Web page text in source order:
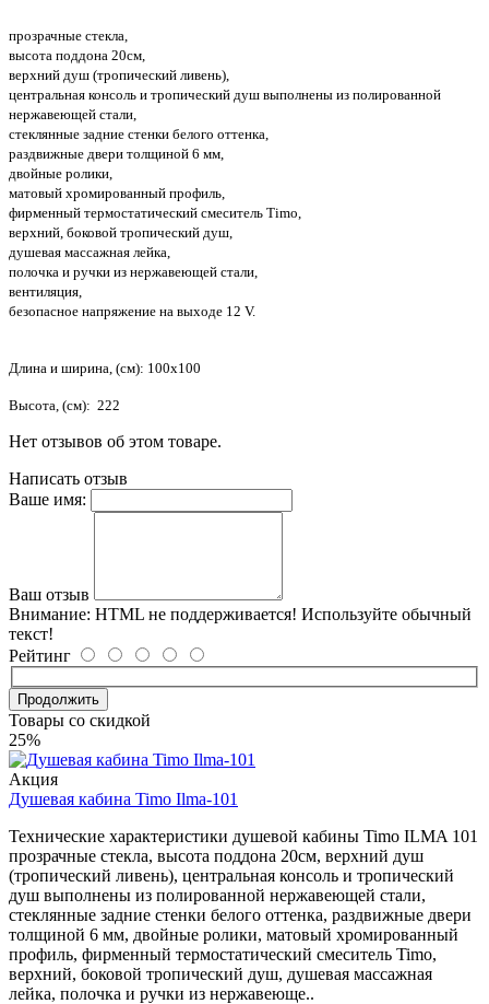
прозрачные стекла,
высота поддона 20см,
верхний душ (тропический ливень),
центральная консоль и тропический душ выполнены из полированной
нержавеющей стали,
стеклянные задние стенки белого оттенка,
раздвижные двери толщиной 6 мм,
двойные ролики,
матовый хромированный профиль,
фирменный термостатический смеситель Timo,
верхний, боковой тропический душ,
душевая массажная лейка,
полочка и ручки из нержавеющей стали,
вентиляция,
безопасное напряжение на выходе 12 V.
Длина и ширина, (см): 100x100
Высота, (см): 222
Нет отзывов об этом товаре.
Написать отзыв
Ваше имя:
Ваш отзыв
Внимание: HTML не поддерживается! Используйте обычный
текст!
Рейтинг
Продолжить
Товары со скидкой
25%
Акция
Душевая кабина Timo Ilma-101
Технические характеристики душевой кабины Timo ILMA 101
прозрачные стекла, высота поддона 20см, верхний душ
(тропический ливень), центральная консоль и тропический
душ выполнены из полированной нержавеющей стали,
стеклянные задние стенки белого оттенка, раздвижные двери
толщиной 6 мм, двойные ролики, матовый хромированный
профиль, фирменный термостатический смеситель Timo,
верхний, боковой тропический душ, душевая массажная
лейка, полочка и ручки из нержавеюще..